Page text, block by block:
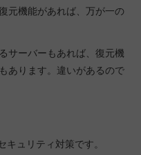
元機能があれば、万が一の
サーバーもあれば、復元機
あります。違いがあるので
ュリティ対策です。